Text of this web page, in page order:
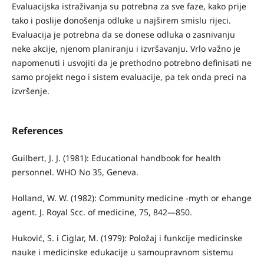
Evaluacijska istraživanja su potrebna za sve faze, kako prije
tako i poslije donošenja odluke u najširem smislu rijeci.
Evaluacija je potrebna da se donese odluka o zasnivanju
neke akcije, njenom planiranju i izvršavanju. Vrlo važno je
napomenuti i usvojiti da je prethodno potrebno definisati ne
samo projekt nego i sistem evaluacije, pa tek onda preci na
izvršenje.
References
Guilbert, J. J. (1981): Educational handbook for health
personnel. WHO No 35, Geneva.
Holland, W. W. (1982): Community medicine -myth or ehange
agent. J. Royal Scc. of medicine, 75, 842—850.
Huković, S. i Ciglar, M. (1979): Položaj i funkcije medicinske
nauke i medicinske edukacije u samoupravnom sistemu